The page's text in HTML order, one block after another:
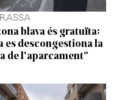
blava és gratuïta:
es descongestiona la
de l'aparcament”